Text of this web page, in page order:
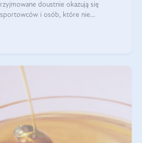
doustnie okazują się
i osób, które nie